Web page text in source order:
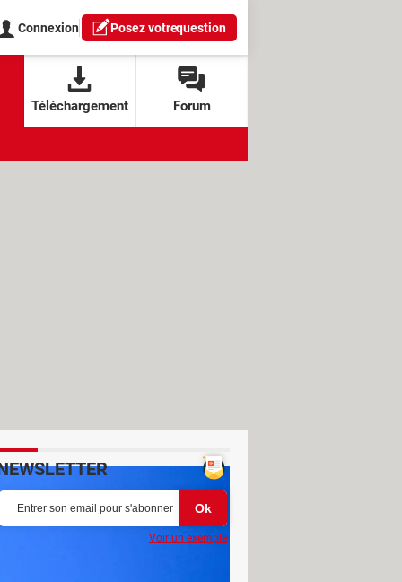
Connexion Posez votrequestion
Téléchargement Forum
Voir un exemple